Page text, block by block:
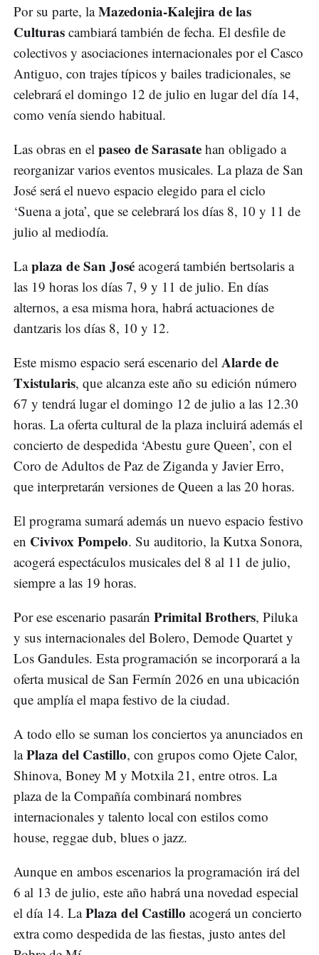
Por su parte, laMazedonia-Kalejira de las
Culturas cambiará también de fecha. El desfile de
colectivos y asociaciones internacionales por el Casco
Antiguo, con trajes típicos y bailes tradicionales, se
celebrará el domingo 12 de julio en lugar del día 14,
como venía siendo habitual.
Las obras en el paseo de Sarasate han obligado a
reorganizar varios eventos musicales. La plaza de San
José será el nuevo espacio elegido para el ciclo
‘Suena a jota’, que se celebrará los días 8, 10 y 11 de
julio al mediodía.
Laplaza de San José acogerá también bertsolaris a
las 19 horas los días 7, 9 y 11 de julio. En días
alternos, a esa misma hora, habrá actuaciones de
dantzaris los días 8, 10 y 12.
Este mismo espacio será escenario del Alarde de
Txistularis, que alcanza este año su edición número
67 y tendrá lugar el domingo 12 de julio a las 12.30
horas. La oferta cultural de la plaza incluirá además el
concierto de despedida ‘Abestu gure Queen’, con el
Coro de Adultos de Paz de Ziganda y Javier Erro,
que interpretarán versiones de Queen a las 20 horas.
El programa sumará además un nuevo espacio festivo
en Civivox Pompelo. Su auditorio, la Kutxa Sonora,
acogerá espectáculos musicales del 8 al 11 de julio,
siempre a las 19 horas.
Por ese escenario pasarán Primital Brothers, Piluka
y sus internacionales del Bolero, Demode Quartet y
Los Gandules. Esta programación se incorporará a la
oferta musical de San Fermín 2026 en una ubicación
que amplía el mapa festivo de la ciudad.
A todo ello se suman los conciertos ya anunciados en
laPlaza del Castillo, con grupos como Ojete Calor,
Shinova, Boney M y Motxila 21, entre otros. La
plaza de la Compañía combinará nombres
internacionales y talento local con estilos como
house, reggae dub, blues o jazz.
Aunque en ambos escenarios la programación irá del
6 al 13 de julio, este año habrá una novedad especial
el día 14. LaPlaza del Castillo acogerá un concierto
extra como despedida de las fiestas, justo antes del